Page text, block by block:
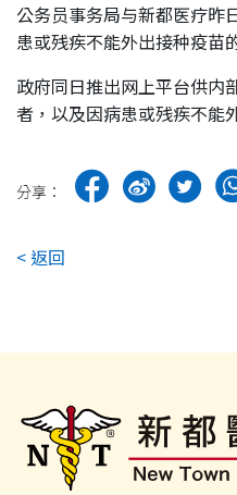
公务员事务局与新都医疗昨
患或残疾不能外出接种疫苗
政府同日推出网上平台供内
者，以及因病患或残疾不能
分享：
< 返回